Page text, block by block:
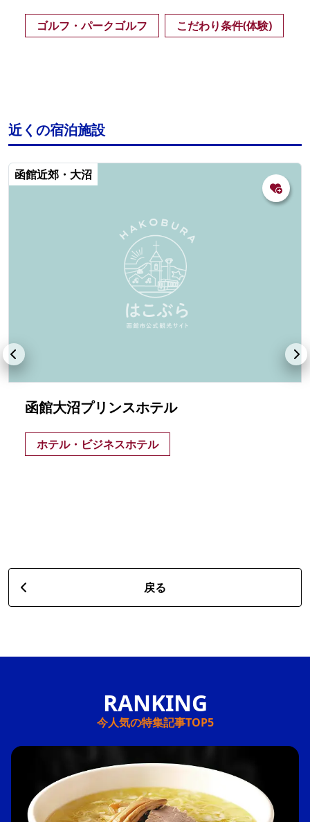
ゴルフ・パークゴルフ こだわり条件(体験)
近くの宿泊施設
函館近郊・大沼
函館大沼プリンスホテル
ホテル・ビジネスホテル
戻る
今人気の特集記事TOP5